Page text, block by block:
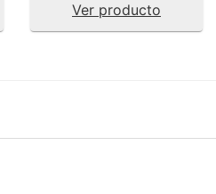
Ver producto